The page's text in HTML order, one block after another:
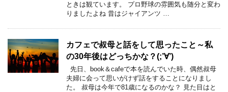
ときは観ています。 プロ野球の雰囲気も随分と変わ
りましたよね 昔はジャイアンツ …
カフェで叔母と話をして思ったこと～私
の30年後はどっちかな？(;’∀’)
先日、book＆cafeで本を読んでいた時、偶然叔母
夫婦に会って思いがけず話をすることになりまし
た。 叔母は今年で81歳になるのかな？ 見た目はと